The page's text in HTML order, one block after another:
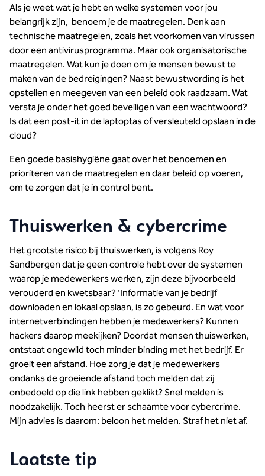
Als je weet wat je hebt en welke systemen voor jou
belangrijk zijn, benoem je de maatregelen. Denk aan
technische maatregelen, zoals het voorkomen van virussen
door een antivirusprogramma. Maar ook organisatorische
maatregelen. Wat kun je doen om je mensen bewust te
maken van de bedreigingen? Naast bewustwording is het
opstellen en meegeven van een beleid ook raadzaam. Wat
versta je onder het goed beveiligen van een wachtwoord?
Is dat een post-it in de laptoptas of versleuteld opslaan in de
cloud?
Een goede basishygiëne gaat over het benoemen en
prioriteren van de maatregelen en daar beleid op voeren,
om te zorgen dat je in control bent.
Thuiswerken & cybercrime
Het grootste risico bij thuiswerken, is volgens Roy
Sandbergen dat je geen controle hebt over de systemen
waarop je medewerkers werken, zijn deze bijvoorbeeld
verouderd en kwetsbaar? ‘Informatie van je bedrijf
downloaden en lokaal opslaan, is zo gebeurd. En wat voor
internetverbindingen hebben je medewerkers? Kunnen
hackers daarop meekijken? Doordat mensen thuiswerken,
ontstaat ongewild toch minder binding met het bedrijf. Er
groeit een afstand. Hoe zorg je dat je medewerkers
ondanks de groeiende afstand toch melden dat zij
onbedoeld op die link hebben geklikt? Snel melden is
noodzakelijk. Toch heerst er schaamte voor cybercrime.
Mijn advies is daarom: beloon het melden. Straf het niet af.
Laatste tip